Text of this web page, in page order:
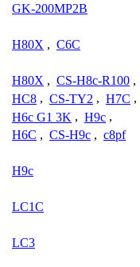
GK-200MP2B
H80X , C6C
H80X , CS-H8c-R100 ,
HC8 , CS-TY2 , H7C ,
H6c G1 3K , H9c ,
H6C , CS-H9c , c8pf
H9c
LC1C
LC3